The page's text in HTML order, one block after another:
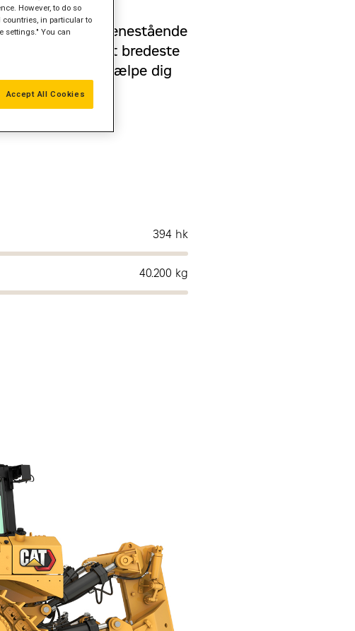
transmission, enestående
Det bredeste
for at hjælpe dig
394 hk
40.200 kg
However, to do so
in particular to
settings." You can
Accept All Cookies